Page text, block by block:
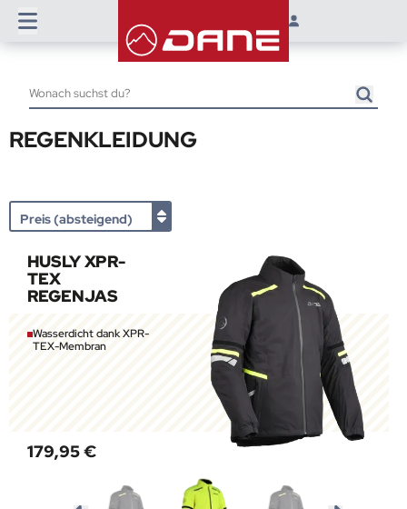
REGENKLEIDUNG
HUSLY XPR-
TEX
REGENJAS
Wasserdicht dank XPR-
TEX-Membran
179,95 €